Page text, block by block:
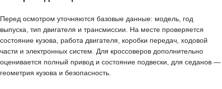
Перед осмотром уточняются базовые данные: модель, год
выпуска, тип двигателя и трансмиссии. На месте проверяется
состояние кузова, работа двигателя, коробки передач, ходовой
части и электронных систем. Для кроссоверов дополнительно
оценивается полный привод и состояние подвески, для седанов —
геометрия кузова и безопасность.